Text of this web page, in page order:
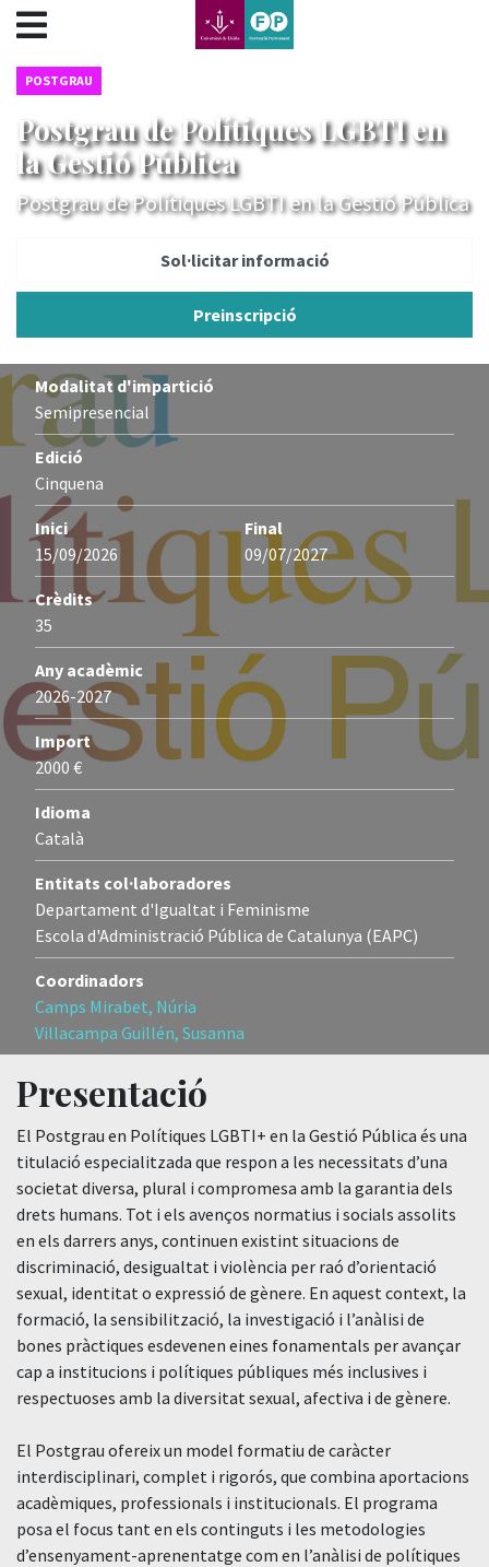
???label.access.jump.content???
???label.access.jump.header???
???label.access.jump.footer???
???label.access.jump.menu???
POSTGRAU
Postgrau de Polítiques LGBTI en
la Gestió Pública
Postgrau de Polítiques LGBTI en la Gestió Pública
Sol·licitar informació
Preinscripció
Modalitat d'impartició
Semipresencial
Edició
Cinquena
Inici
15/09/2026
Final
09/07/2027
Crèdits
35
Any acadèmic
2026-2027
Import
2000 €
Idioma
Català
Entitats col·laboradores
Departament d'Igualtat i Feminisme
Escola d'Administració Pública de Catalunya (EAPC)
Coordinadors
Camps Mirabet, Núria
Villacampa Guillén, Susanna
Presentació
El Postgrau en Polítiques LGBTI+ en la Gestió Pública és una
titulació especialitzada que respon a les necessitats d’una
societat diversa, plural i compromesa amb la garantia dels
drets humans. Tot i els avenços normatius i socials assolits
en els darrers anys, continuen existint situacions de
discriminació, desigualtat i violència per raó d’orientació
sexual, identitat o expressió de gènere. En aquest context, la
formació, la sensibilització, la investigació i l’anàlisi de
bones pràctiques esdevenen eines fonamentals per avançar
cap a institucions i polítiques públiques més inclusives i
respectuoses amb la diversitat sexual, afectiva i de gènere.
El Postgrau ofereix un model formatiu de caràcter
interdisciplinari, complet i rigorós, que combina aportacions
acadèmiques, professionals i institucionals. El programa
posa el focus tant en els continguts i les metodologies
d’ensenyament-aprenentatge com en l’anàlisi de polítiques